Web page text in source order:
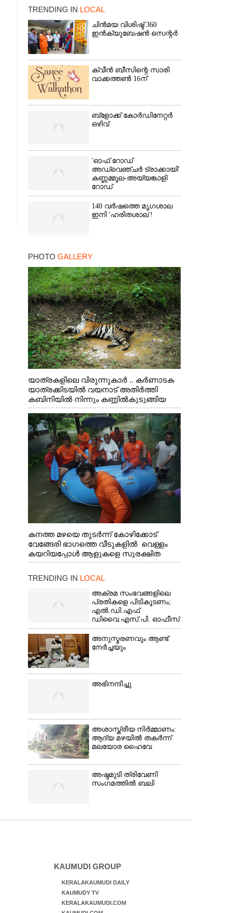
TRENDING IN LOCAL
ചിൻമയ വിശിഷ്ട് 360
ഇൻക്യുബേഷൻ സെന്റർ
ക്വീൻ ബീസിന്റെ സാരി
വാക്കത്തൺ 16ന്
ബ്‌ളോക്ക് കോർഡിനേറ്റർ
ഒഴിവ്
'ഓഫ് റോഡ്
അഡ്വെഞ്ചർ ട്രാക്കായി'
കണ്ണമ്മൂല-അയ്യങ്കാളി
റോഡ്
140 വർഷത്തെ മൃഗശാല
ഇനി 'ഹരിതശാല'!
PHOTO GALLERY
യാത്രകളിലെ വിരുന്നുകാർ .. കർണാടക
യാത്രക്കിടയിൽ വയനാട് അതിർത്തി
കബിനിയിൽ നിന്നും കണ്ണിൽകുടുങ്ങിയ
കടുവ.
കനത്ത മഴയെ തുടർന്ന് കോഴിക്കോട്
വേങ്ങേരി ഭാഗത്തെ വീടുകളിൽ വെള്ളം
കയറിയപ്പോൾ ആളുകളെ സുരക്ഷിത
സ്ഥാനത്തേക്ക് മാറ്റുന്ന സുരക്ഷാസേനാംഗ
TRENDING IN LOCAL
അക്രമ സംഭവങ്ങളിലെ
പ്രതികളെ പിടികൂടണം;
എൽ.ഡി.എഫ്
ഡിവൈ.എസ്.പി. ഓഫീസ്
മാർച്ച്
അനുസ്മരണവും ആണ്ട്
നേർച്ചയും
അഭിനന്ദിച്ചു
അശാസ്ത്രീയ നിർമ്മാണം:
ആദ്യ മഴയിൽ തകർന്ന്
മലയോര ഹൈവേ
അഷ്ടമുടി ത്രിവേണി
സംഗമത്തിൽ ബലി
KAUMUDI GROUP
KERALAKAUMUDI DAILY
KAUMUDY TV
KERALAKAUMUDI.COM
×